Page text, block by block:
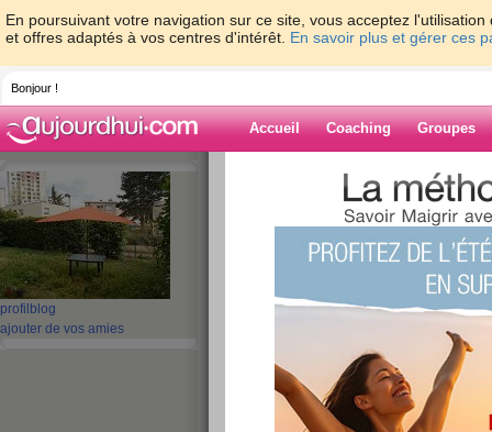
En poursuivant votre navigation sur ce site, vous acceptez
et offres adaptés à vos centres d'intérêt. En savoir plus et gérer ces
Bonjour !
Accueil Coaching Groupes
profil blog
ajouter de vos amies
> lindat555666 >
Blog de
bonjour en ce
après un petit acompte de
bonjour